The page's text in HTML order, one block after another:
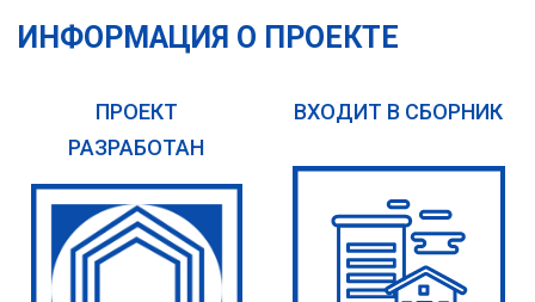
ИНФОРМАЦИЯ О ПРОЕКТЕ
ПРОЕКТ
РАЗРАБОТАН
ВХОДИТ В СБОРНИК